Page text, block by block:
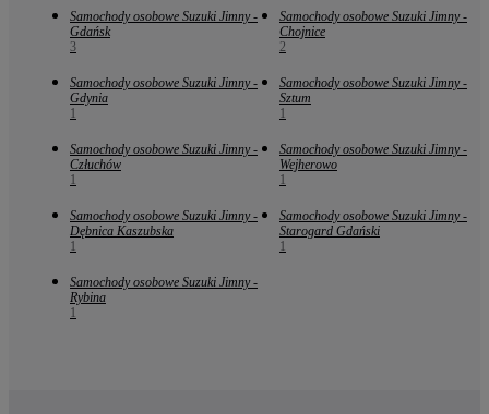
Samochody osobowe Suzuki Jimny -
Gdańsk
3
Samochody osobowe Suzuki Jimny -
Chojnice
2
Samochody osobowe Suzuki Jimny -
Gdynia
1
Samochody osobowe Suzuki Jimny -
Sztum
1
Samochody osobowe Suzuki Jimny -
Człuchów
1
Samochody osobowe Suzuki Jimny -
Wejherowo
1
Samochody osobowe Suzuki Jimny -
Dębnica Kaszubska
1
Samochody osobowe Suzuki Jimny -
Starogard Gdański
1
Samochody osobowe Suzuki Jimny -
Rybina
1